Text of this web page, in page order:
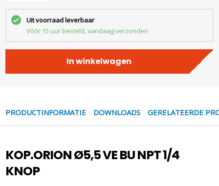
Uit voorraad leverbaar
Vóór 15 uur besteld, vandaag verzonden
In winkelwagen
PRODUCTINFORMATIE DOWNLOADS GERELATEERDE
KOP.ORION Ø5,5 VE BU NPT 1/4
KNOP